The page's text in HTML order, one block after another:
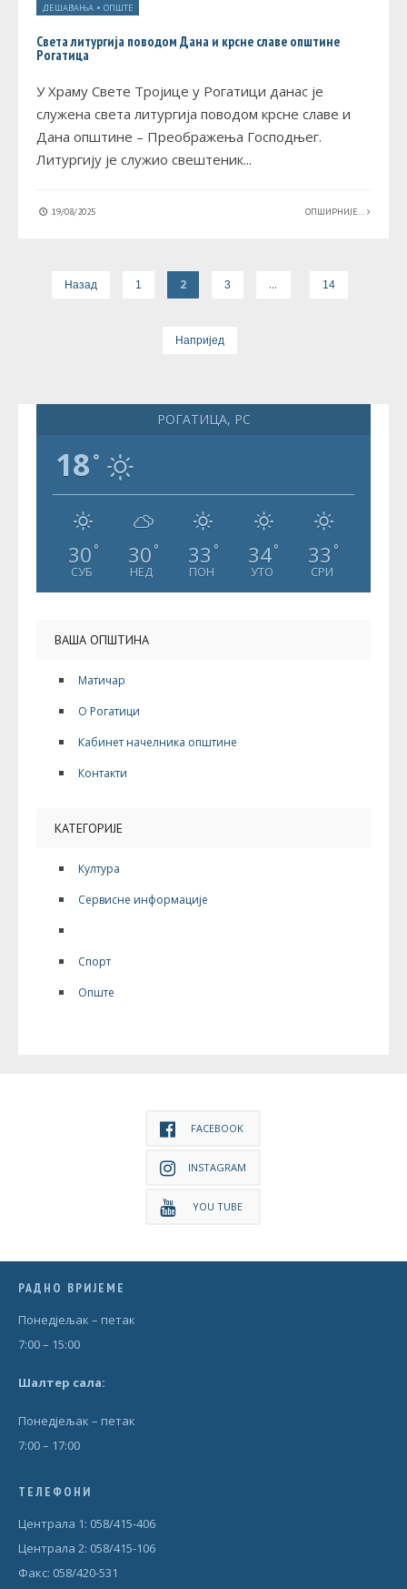
ДЕШАВАЊА • ОПШТЕ
Света литургија поводом Дана и крсне славе општине
Рогатица
У Храму Свете Тројице у Рогатици данас је
служена света литургија поводом крсне славе и
Дана општине – Преображења Господњег.
Литургију је служио свештеник...
19/08/2025 ОПШИРНИЈЕ...
Назад 1 2 3 … 14
Напријед
РОГАТИЦА, РС
18 °
30 °
СУБ
30 °
НЕД
33 °
ПОН
34°
УТО
33 °
СРИ
ВАША ОПШТИНА
Матичар
О Рогатици
Кабинет начелника општине
Контакти
КАТЕГОРИЈЕ
Култура
Сервисне информације
Спорт
Опште
FACEBOOK
INSTAGRAM
YOU TUBE
РАДНО ВРИЈЕМЕ
Понедjељак – петак
7:00 – 15:00
Шалтер сала:
Понедjељак – петак
7:00 – 17:00
ТЕЛЕФОНИ
Централа 1: 058/415-406
Централа 2: 058/415-106
Факс: 058/420-531